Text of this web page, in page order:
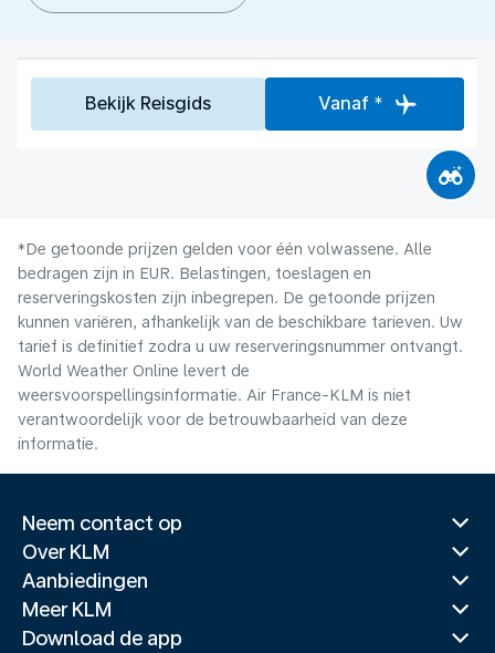
Bekijk Reisgids Vanaf *
*De getoonde prijzen gelden voor één volwassene. Alle
bedragen zijn in EUR. Belastingen, toeslagen en
reserveringskosten zijn inbegrepen. De getoonde prijzen
kunnen variëren, afhankelijk van de beschikbare tarieven. Uw
tarief is definitief zodra u uw reserveringsnummer ontvangt.
World Weather Online levert de
weersvoorspellingsinformatie. Air France-KLM is niet
verantwoordelijk voor de betrouwbaarheid van deze
informatie.
Neem contact op
Over KLM
Aanbiedingen
Meer KLM
Download de app